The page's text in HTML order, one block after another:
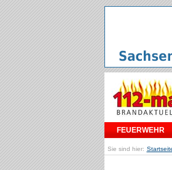
FEUERWEHR
Sie sind hier: